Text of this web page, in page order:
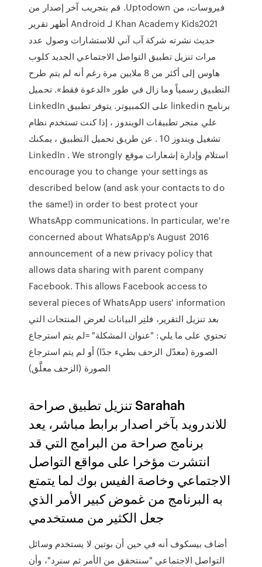
فيروسات، من Uptodown. قم بتجريب آخر إصدار من
Khan Academy Kids2021 لـ Android أظهر تقرير
حديث نشرته شركة آب آني للاستشارات وصول عدد
مرات تنزيل تطبيق التواصل الاجتماعي الجديد كلوب
هاوس إلى أكثر من 8 ملايين مرة رغم أنه لم يتم طرح
التطبيق رسمياً وما زال في طور «الدعوة فقط». تحميل
برنامج linkedin على الكمبيوتر. يتوفر تطبيق LinkedIn
علي متجر تطبيقات الويندوز ، إذا كنت تستخدم نظام
تشغيل ويندوز 10 . عن طريق تحميل التطبيق ، يمكنك
استلام وإدارة إشعارات موقع LinkedIn . We strongly
encourage you to change your settings as
described below (and ask your contacts to do
the same!) in order to best protect your
WhatsApp communications. In particular, we're
concerned about WhatsApp's August 2016
announcement of a new privacy policy that
allows data sharing with parent company
Facebook. This allows Facebook access to
several pieces of WhatsApp users' information
بعد تنزيل التقرير، فلتِر البيانات لعرض المنتجات التي
تحتوي على ما يلي: "عنوان المشكلة" =لم يتم استرجاع
الصورة (معدّل الزحف بطيء جدًا) أو لم يتم استرجاع
الصورة (الزحف معلَّق)
تنزيل تطبيق صراحة Sarahah
للاندرويد بآخر اصدار برابط مباشر، يعد
برنامج صراحة من البرامج التي قد
انتشرت مؤخرا على مواقع التواصل
الاجتماعي وخاصة الفيس بوك لما يتمتع
به البرنامج من غموض كبير الأمر الذي
جعل الكثير من مستخدمي
أضاف بيسكوف أنه في حين أن بوتين لا يستخدم وسائل
التواصل الاجتماعي "سنتحقق من الأمر ثم سنرد"، وأن